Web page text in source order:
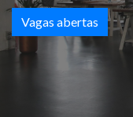
Vagas abertas